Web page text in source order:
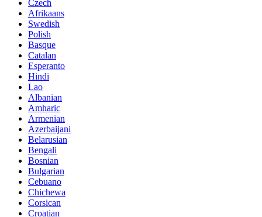
Czech
Afrikaans
Swedish
Polish
Basque
Catalan
Esperanto
Hindi
Lao
Albanian
Amharic
Armenian
Azerbaijani
Belarusian
Bengali
Bosnian
Bulgarian
Cebuano
Chichewa
Corsican
Croatian